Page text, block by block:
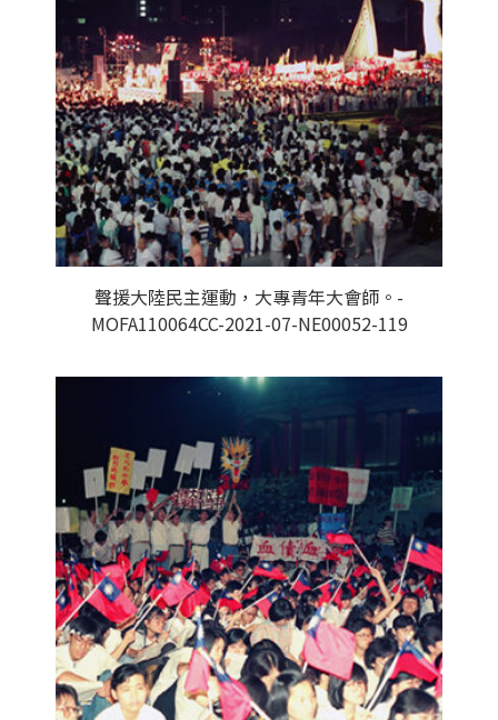
聲援大陸民主運動，大專青年大會師。-
MOFA110064CC-2021-07-NE00052-119